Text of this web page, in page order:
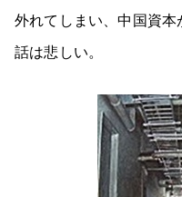
外れてしまい、中国資
話は悲しい。